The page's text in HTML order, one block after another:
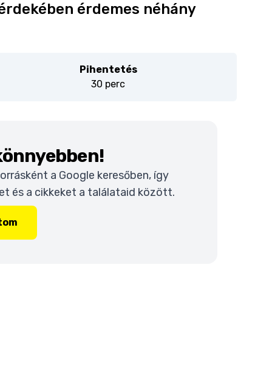
érdemes néhány
Pihentetés
30 perc
a Google keresőben, így
és a cikkeket a találataid között.